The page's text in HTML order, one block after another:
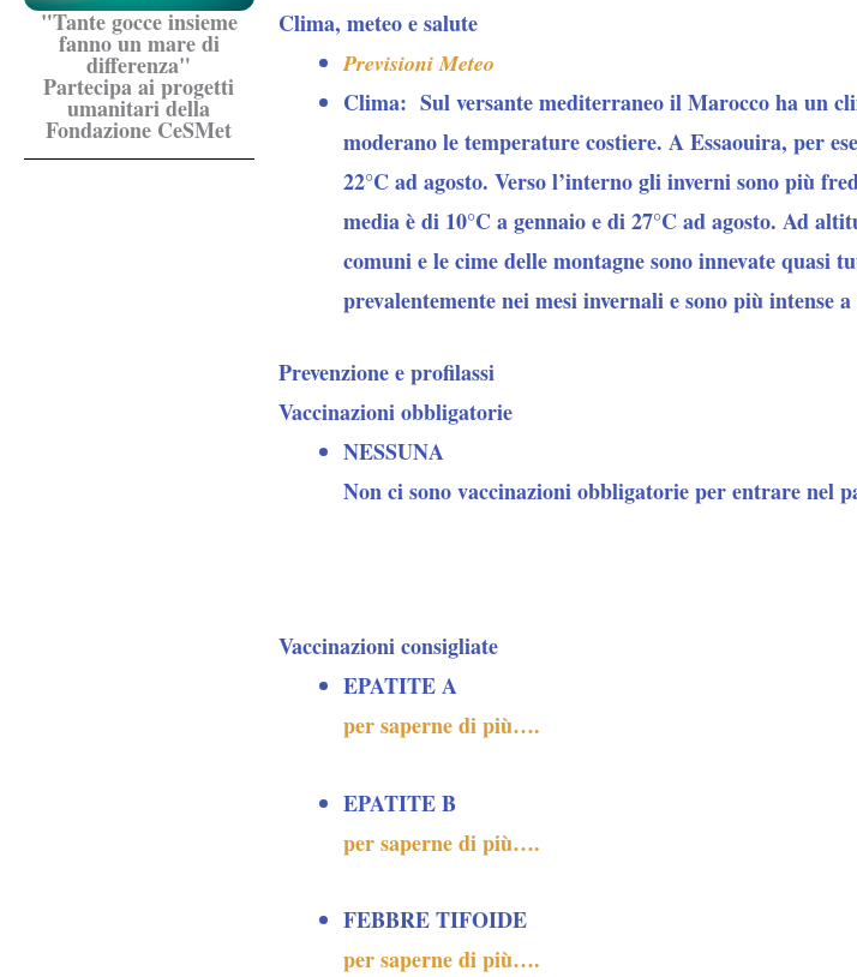
"Tante gocce insieme
fanno un mare di
differenza"
Partecipa ai progetti
umanitari della
Fondazione CeSMet
Clima, meteo e salute
Previsioni Meteo
Clima: Sul versante mediterraneo il Marocco ha un
moderano le temperature costiere. A Essaouira, per
22°C ad agosto. Verso l’interno gli inverni sono più
media è di 10°C a gennaio e di 27°C ad agosto. Ad
comuni e le cime delle montagne sono innevate quasi
prevalentemente nei mesi invernali e sono più intense
Prevenzione e profilassi
Vaccinazioni obbligatorie
NESSUNA
Non ci sono vaccinazioni obbligatorie per entrare nel
Vaccinazioni consigliate
EPATITE A
per saperne di più….
EPATITE B
per saperne di più….
FEBBRE TIFOIDE
per saperne di più….